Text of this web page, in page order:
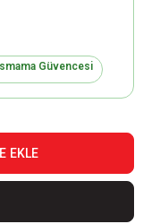
Güvencesi